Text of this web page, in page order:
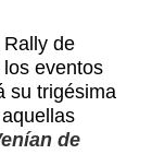
de
eventos
su trigésima
de